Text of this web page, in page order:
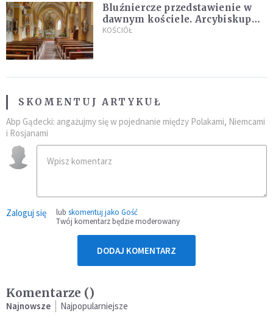
Bluźniercze przedstawienie w
dawnym kościele. Arcybiskup
stanowczo reaguje
KOŚCIÓŁ
SKOMENTUJ ARTYKUŁ
Abp Gądecki: angażujmy się w pojednanie między Polakami, Niemcami
i Rosjanami
Zaloguj się lub skomentuj jako Gość
Twój komentarz będzie moderowany
DODAJ KOMENTARZ
Komentarze ()
Najnowsze Najpopularniejsze